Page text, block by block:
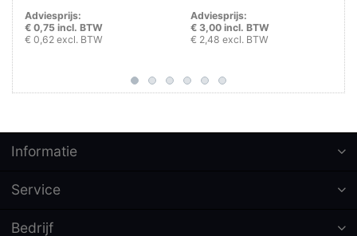
Adviesprijs:
€ 0,75 incl. BTW
€ 0,62 excl. BTW
Adviesprijs:
€ 3,00 incl. BTW
€ 2,48 excl. BTW
Informatie
Service
Bedrijf